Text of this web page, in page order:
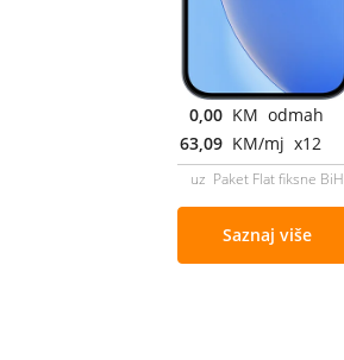
0,00 KM odmah
63,09 KM/mj x12
uz Paket Flat fiksne BiH
Saznaj više